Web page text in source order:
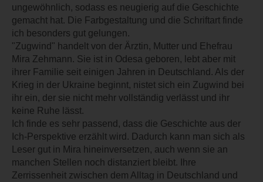
ungewöhnlich, sodass es neugierig auf die Geschichte
gemacht hat. Die Farbgestaltung und die Schriftart finde
ich besonders gut gelungen.
"Zugwind" handelt von der Ärztin, Mutter und Ehefrau
Mira Zehmann. Sie ist in Odesa geboren, lebt aber mit
ihrer Familie seit einigen Jahren in Deutschland. Als der
Krieg in der Ukraine beginnt, nistet sich ein Zugwind bei
ihr ein, der sie nicht mehr vollständig verlässt und ihr
keine Ruhe lässt.
Ich finde es sehr passend, dass die Geschichte aus der
Ich-Perspektive erzählt wird. Dadurch kann man sich als
Leser gut in Mira hineinversetzen, auch wenn sie an
manchen Stellen noch distanziert bleibt. Ihre
Zerrissenheit zwischen dem Alltag in Deutschland und